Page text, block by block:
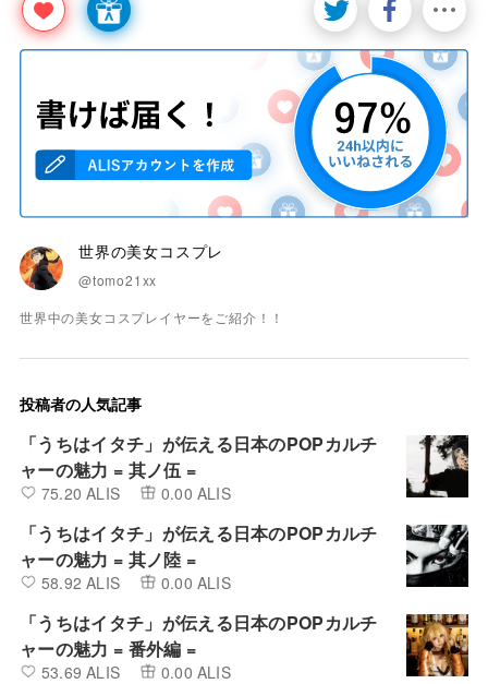
世界の美女コスプレ
@tomo21xx
世界中の美女コスプレイヤーをご紹介！！
投稿者の人気記事
「うちはイタチ」が伝える日本のPOPカルチ
ャーの魅力 = 其ノ伍 =
75.20 ALIS 0.00 ALIS
「うちはイタチ」が伝える日本のPOPカルチ
ャーの魅力 = 其ノ陸 =
58.92 ALIS 0.00 ALIS
「うちはイタチ」が伝える日本のPOPカルチ
ャーの魅力 = 番外編 =
53.69 ALIS 0.00 ALIS